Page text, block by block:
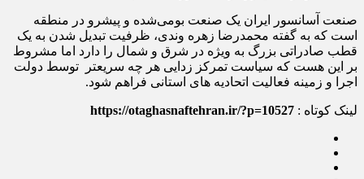
صنعت آسانسور ایران یک صنعت بومی‌شده و پیشرو در منطقه
است که به گفته محمدرضا زهره وندی، ظرفیت تبدیل شدن به یک
قطب صادراتی بزرگ به ویژه در شرق و شمال را دارد اما مشروط
بر این هست که سیاست تمرکز زدایی هر چه سریعتر توسط دولت
اجرا و زمینه فعالیت اتحادیه های استانی فراهم شود.
لینک کوتاه : https://otaghasnaftehran.ir/?p=10527